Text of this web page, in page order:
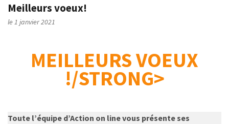
Meilleurs voeux!
le 1 janvier 2021
MEILLEURS VOEUX
!/STRONG>
Toute l’équipe d’Action on line vous présente ses